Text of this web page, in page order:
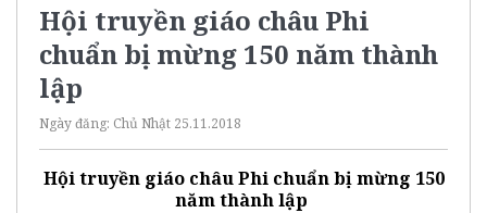
Hội truyền giáo châu Phi
chuẩn bị mừng 150 năm thành
lập
Ngày đăng: Chủ Nhật 25.11.2018
Hội truyền giáo châu Phi chuẩn bị mừng 150
năm thành lập